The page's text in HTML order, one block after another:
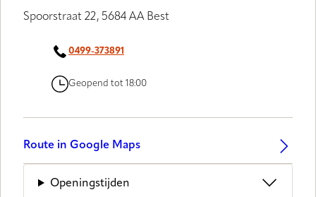
Spoorstraat 22, 5684 AA Best
0499-373891
Geopend tot 18:00
Route in Google Maps
Openingstijden